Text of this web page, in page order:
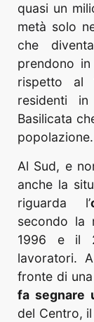
quasi un
metà solo
che
prendono
rispetto al
residenti
Basilicata
popolazione.
Al Sud, e
anche la
riguarda l’
secondo la
1996 e il
lavoratori.
fronte di
fa segnare
del Centro,